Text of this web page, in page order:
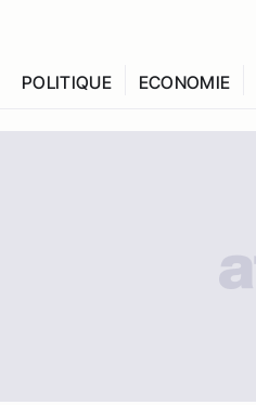
POLITIQUE ECONOMIE